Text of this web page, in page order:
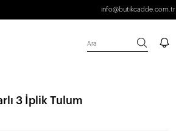
info@butikcadde.com.tr
Ara
3 İplik Tulum